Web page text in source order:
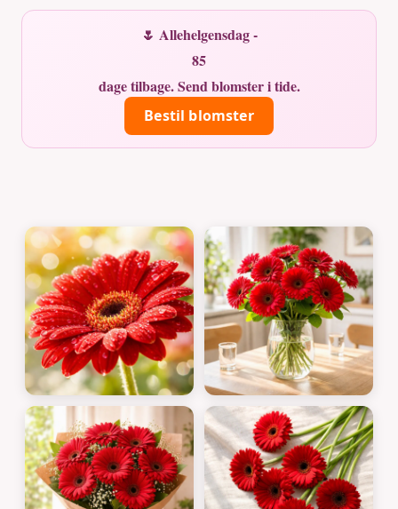
🌷 Allehelgensdag -
85
dage tilbage. Send blomster i tide.
Bestil blomster